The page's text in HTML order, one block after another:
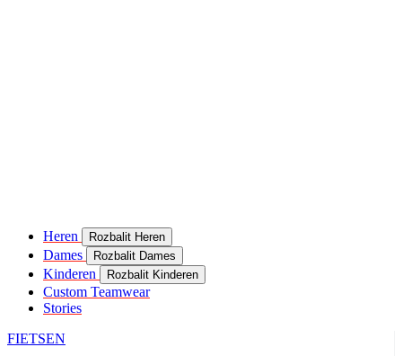
Heren Rozbalit Heren
Dames Rozbalit Dames
Kinderen Rozbalit Kinderen
Custom Teamwear
Stories
FIETSEN